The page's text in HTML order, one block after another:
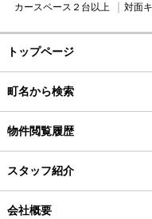
カースペース２台以上
対面
トップページ
町名から検索
物件閲覧履歴
スタッフ紹介
会社概要